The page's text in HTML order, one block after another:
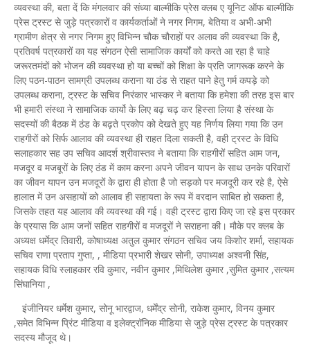
व्यवस्था की, बता दें कि मंगलवार की संध्या बाल्मीकि प्रेस क्लब ए यूनिट ऑफ बाल्मीकि
प्रेस ट्रस्ट से जुड़े पत्रकारों व कार्यकर्ताओं ने नगर निगम, बेतिया व अभी-अभी
ग्रामीण क्षेत्र से नगर निगम हुए विभिन्न चौक चौराहों पर अलाव की व्यवस्था कि है,
प्रतिवर्ष पत्रकारों का यह संगठन ऐसी सामाजिक कार्यों को करते आ रहा है चाहे
जरूरतमंदों को भोजन की व्यवस्था हो या बच्चों को शिक्षा के प्रति जागरूक करने के
लिए पठन-पाठन सामग्री उपलब्ध कराना या ठंड से राहत पाने हेतु गर्म कपड़े को
उपलब्ध कराना, ट्रस्ट के सचिव निरंकार भास्कर ने बताया कि हमेशा की तरह इस बार
भी हमारी संस्था ने सामाजिक कार्यो के लिए बढ़ चढ़ कर हिस्सा लिया है संस्था के
सदस्यों की बैठक में ठंड के बढ़ते प्रकोप को देखते हुए यह निर्णय लिया गया कि उन
राहगीरों को सिर्फ आलाव की व्यवस्था ही राहत दिला सकती है, वही ट्रस्ट के विधि
सलाहकार सह उप सचिव आदर्श श्रीवास्तव ने बताया कि राहगीरों सहित आम जन,
मजदूर व मजबूरों के लिए ठंड में काम करना अपने जीवन यापन के साथ उनके परिवारों
का जीवन यापन उन मजदूरों के द्वारा ही होता है जो सड़को पर मजदूरी कर रहे है, ऐसे
हालात में उन असहायों को आलाव ही सहायता के रूप में वरदान साबित हो सकता है,
जिसके तहत यह आलाव की व्यवस्था की गई। वही ट्रस्ट द्वारा किए जा रहे इस प्रकार
के प्रयास कि आम जनों सहित राहगीरों व मजदूरों ने सराहना की। मौके पर क्लब के
अध्यक्ष धर्मेद्र तिवारी, कोषाध्यक्ष अतुल कुमार संगठन सचिव जय किशोर शर्मा, सहायक
सचिव राणा प्रताप गुप्ता, , मीडिया प्रभारी शेखर सोनी, उपाध्यक्ष अश्वनी सिंह,
सहायक विधि स्लाहकार रवि कुमार, नवीन कुमार ,मिथिलेश कुमार ,सुमित कुमार ,सत्यम
सिंघानिया ,
इंजीनियर धर्मेश कुमार, सोनू भारद्वाज, धर्मेंद्र सोनी, राकेश कुमार, विनय कुमार
,समेत विभिन्न प्रिंट मीडिया व इलेक्ट्रॉनिक मीडिया से जुड़े प्रेस ट्रस्ट के पत्रकार
सदस्य मौजूद थे।